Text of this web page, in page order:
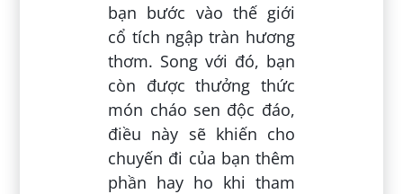
bạn bước vào thế giới
cổ tích ngập tràn hương
thơm. Song với đó, bạn
còn được thưởng thức
món cháo sen độc đáo,
điều này sẽ khiến cho
chuyến đi của bạn thêm
phần hay ho khi tham